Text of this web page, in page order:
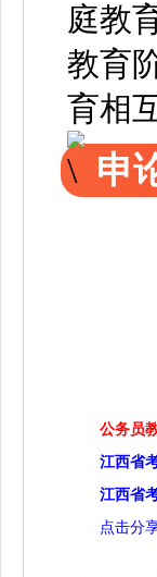
庭教
教育
育相
申
公务员
江西省
江西省
点击分